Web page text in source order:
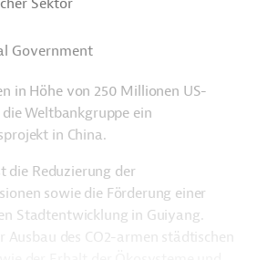
Sektor
Government
in Höhe von 250 Millionen US-
Weltbankgruppe ein
in China.
die Reduzierung der
sowie die Förderung einer
Stadtentwicklung in Guiyang.
Ausbau des CO2-armen städtischen